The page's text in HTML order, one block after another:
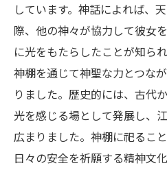
しています。神話によれば、
際、他の神々が協力して彼女
に光をもたらしたことが知ら
神棚を通じて神聖な力とつな
りました。歴史的には、古代
光を感じる場として発展し、
広まりました。神棚に祀るこ
日々の安全を祈願する精神文